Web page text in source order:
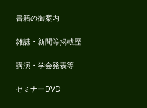
書籍の御案内
雑誌・新聞等掲載歴
講演・学会発表等
セミナーDVD